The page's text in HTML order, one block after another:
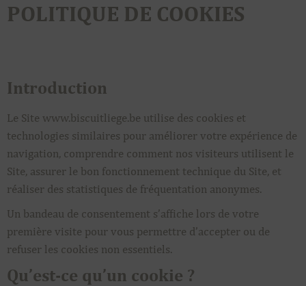
POLITIQUE DE COOKIES
Introduction
Le Site www.biscuitliege.be utilise des cookies et
technologies similaires pour améliorer votre expérience de
navigation, comprendre comment nos visiteurs utilisent le
Site, assurer le bon fonctionnement technique du Site, et
réaliser des statistiques de fréquentation anonymes.
Un bandeau de consentement s’affiche lors de votre
première visite pour vous permettre d’accepter ou de
refuser les cookies non essentiels.
Qu’est-ce qu’un cookie ?